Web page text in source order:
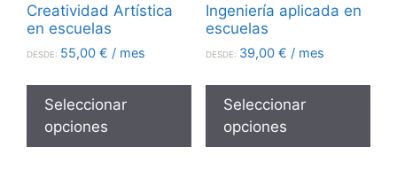
Creatividad Artística
en escuelas
DESDE: 55,00 € / mes
Seleccionar
opciones
Ingeniería aplicada en
escuelas
DESDE: 39,00 € / mes
Seleccionar
opciones